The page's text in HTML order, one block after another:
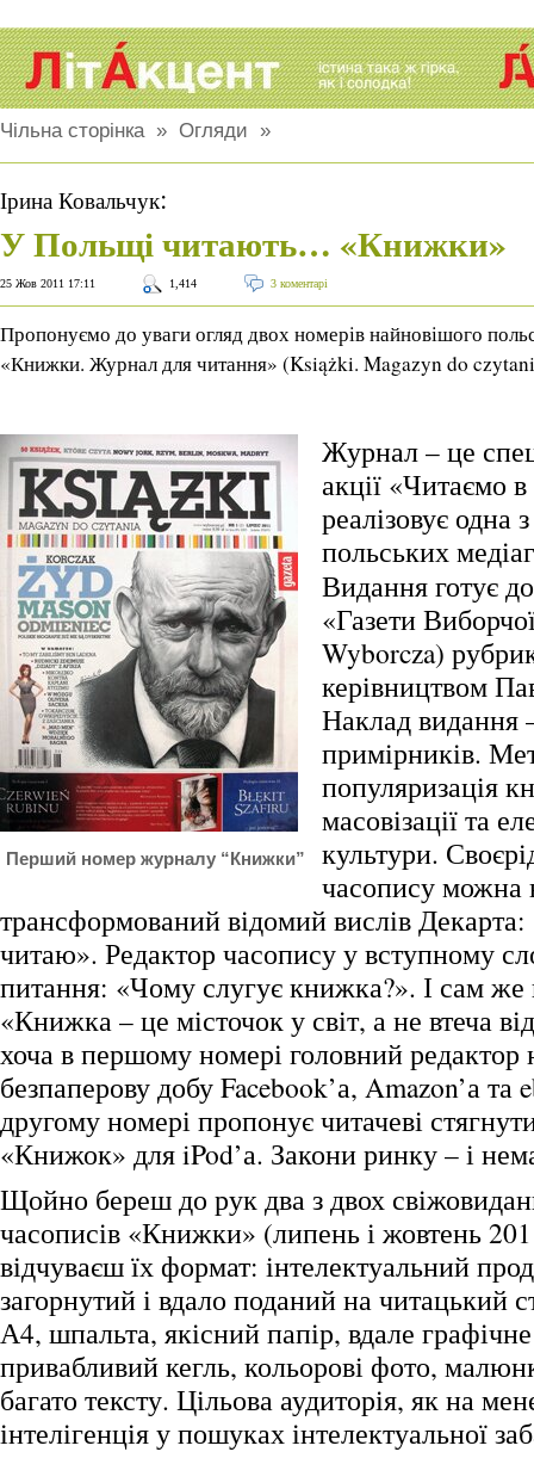
Чільна сторінка» Огляди »
Ірина Ковальчук:
У Польщі читають… «Книжки»
25 Жов 2011 17:11 1,414 3 коментарі
Пропонуємо до уваги огляд двох номерів найновішого
«Книжки. Журнал для читання» (Książki. Magazyn do
Перший номер журналу “Книжки”
Журнал – це
акції «Читаємо
реалізовує одна
польських
Видання готує
«Газети
Wyborcza)
керівництвом
Наклад видання
примірників.
популяризація
масовізації та
культури.
часопису можна
трансформований відомий вислів
читаю». Редактор часопису у вступному
питання: «Чому слугує книжка?». І сам же
«Книжка – це місточок у світ, а не втеча
хоча в першому номері головний редактор
безпаперову добу Facebook’а, Amazon’а та
другому номері пропонує читачеві
«Книжок» для iPod’а. Закони ринку – і
Щойно береш до рук два з двох
часописів «Книжки» (липень і жовтень
відчуваєш їх формат: інтелектуальний
загорнутий і вдало поданий на читацький
А4, шпальта, якісний папір, вдале
привабливий кегль, кольорові фото,
багато тексту. Цільова аудиторія, як на
інтелігенція у пошуках інтелектуальної